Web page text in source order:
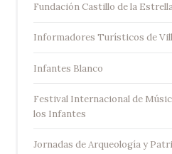
Fundación Castillo de la
Informadores Turísticos de
Infantes Blanco
Festival Internacional de
los Infantes
Jornadas de Arqueología y